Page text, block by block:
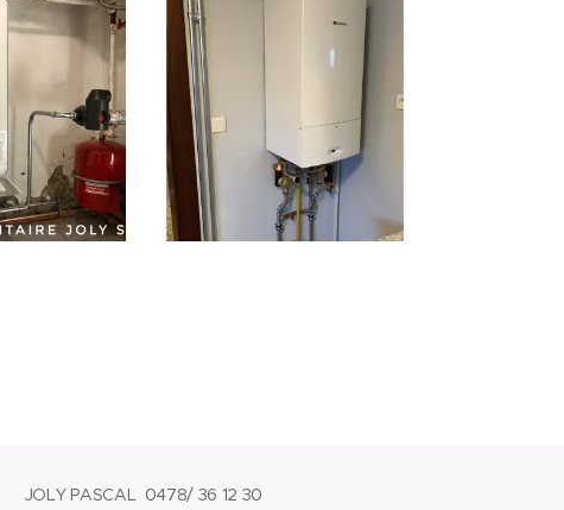
JOLY PASCAL 0478/ 36 12 30